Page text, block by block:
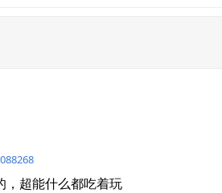
，超能什么都吃着玩